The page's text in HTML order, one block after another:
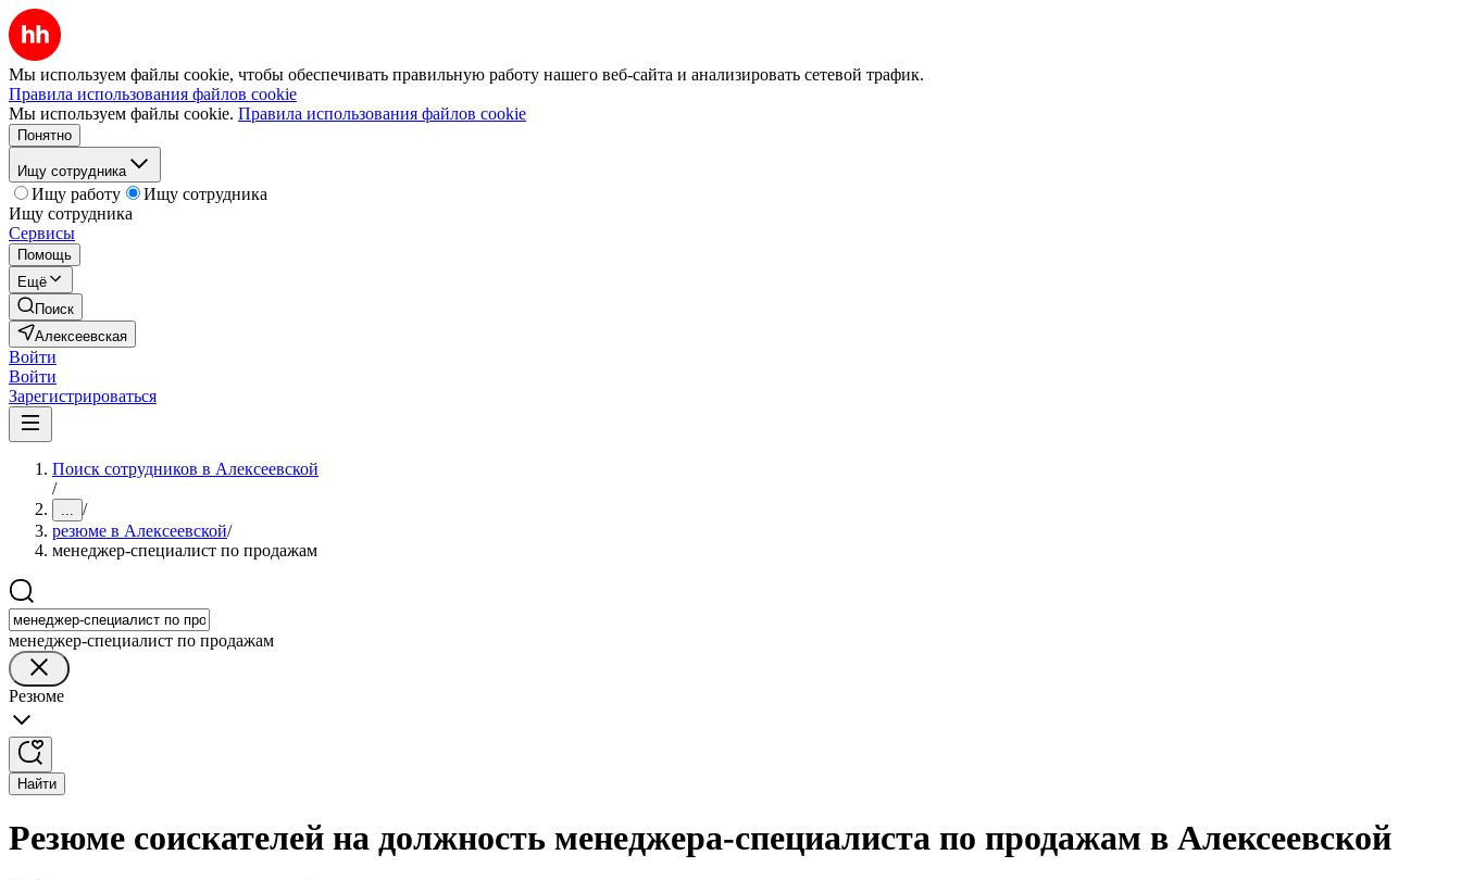
Мы используем файлы cookie, чтобы обеспечивать правильную работу нашего веб-сайта и анализировать сетевой трафик.
Правила использования файлов cookie
Мы используем файлы cookie. Правила использования файлов cookie
Понятно
Ищу сотрудника
Ищу работу
Ищу сотрудника
Ищу сотрудника
Сервисы
Помощь
Ещё
Поиск
Алексеевская
Войти
Войти
Зарегистрироваться
Поиск сотрудников в Алексеевской
/
... /
резюме в Алексеевской/
менеджер-специалист по продажам
менеджер-специалист по продажам
Резюме
Найти
Резюме соискателей на должность менеджера-специалиста по продажам в Алексеевской